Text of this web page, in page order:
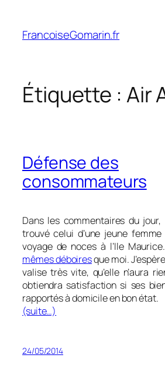
contenu
FrancoiseGomarin.fr
Étiquette : Air
Défense des
consommateurs
Dans les commentaires du jour,
trouvé celui d’une jeune
voyage de noces à l’Ile
mêmes déboiresque moi.
valise très vite, qu’elle n’aura
obtiendra satisfaction si ses
rapportés à domicile en bon état.
(suite…)
24/05/2014